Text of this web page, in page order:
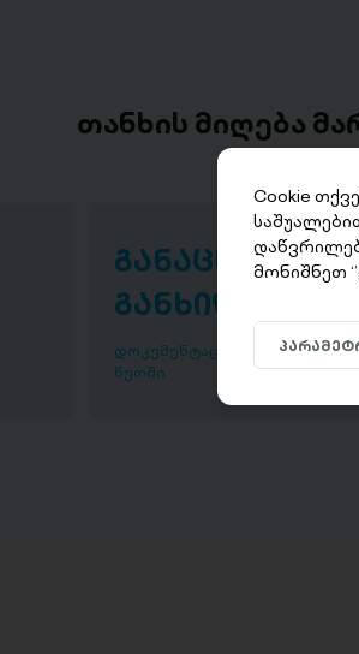
თანხის მიღება
განაცხადის
განხილვა
დოკუმენტაციის განხილვა
წუთში
Cookie
მონიშნეთ